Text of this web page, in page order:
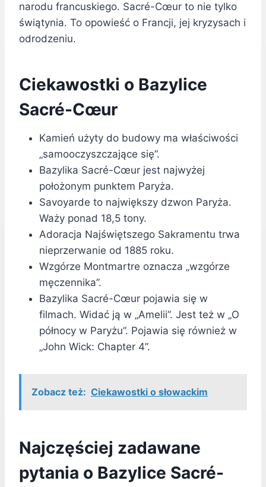
narodu francuskiego. Sacré-Cœur to nie tylko
świątynia. To opowieść o Francji, jej kryzysach i
odrodzeniu.
Ciekawostki o Bazylice
Sacré-Cœur
Kamień użyty do budowy ma właściwości
„samooczyszczające się”.
Bazylika Sacré-Cœur jest najwyżej
położonym punktem Paryża.
Savoyarde to największy dzwon Paryża.
Waży ponad 18,5 tony.
Adoracja Najświętszego Sakramentu trwa
nieprzerwanie od 1885 roku.
Wzgórze Montmartre oznacza „wzgórze
męczennika”.
Bazylika Sacré-Cœur pojawia się w
filmach. Widać ją w „Amelii”. Jest też w „O
północy w Paryżu”. Pojawia się również w
„John Wick: Chapter 4”.
Zobacz też: Ciekawostki o słowackim
Najczęściej zadawane
pytania o Bazylice Sacré-